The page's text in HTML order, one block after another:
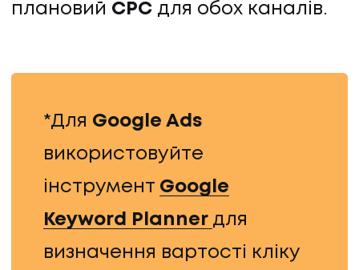
плановий CPC для обох каналів.
*Для Google Ads
використовуйте
інструмент Google
Keyword Planner для
визначення вартості кліку